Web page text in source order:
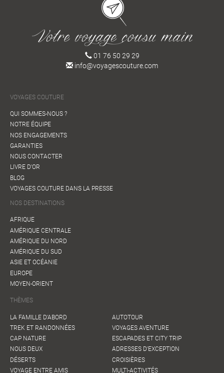
01 76 50 29 29
info@voyagescouture.com
VOYAGES COUTURE
QUI SOMMES-NOUS ?
NOTRE ÉQUIPE
NOS ENGAGEMENTS
GARANTIES
NOUS CONTACTER
LIVRE D'OR
BLOG
VOYAGES COUTURE DANS LA PRESSE
NOS DESTINATIONS
AFRIQUE
AMÉRIQUE CENTRALE
AMÉRIQUE DU NORD
AMÉRIQUE DU SUD
ASIE ET OCÉANIE
EUROPE
MOYEN-ORIENT
THÈMES
LA FAMILLE D'ABORD
TREK ET RANDONNÉES
CAP NATURE
NOUS DEUX
DÉSERTS
VOYAGE ENTRE AMIS
AUTOTOUR
VOYAGES AVENTURE
ESCAPADES ET CITY TRIP
ADRESSES D'EXCEPTION
CROISIÈRES
MULTI-ACTIVITÉS